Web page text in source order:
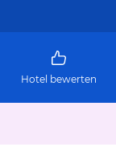
Hotel bewerten